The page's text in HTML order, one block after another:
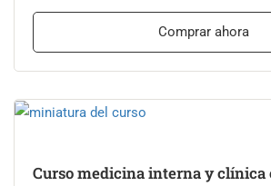
Comprar ahora
Curso medicina interna y clínica